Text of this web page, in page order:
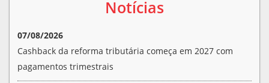
Notícias
07/08/2026
Cashback da reforma tributária começa em 2027 com
pagamentos trimestrais